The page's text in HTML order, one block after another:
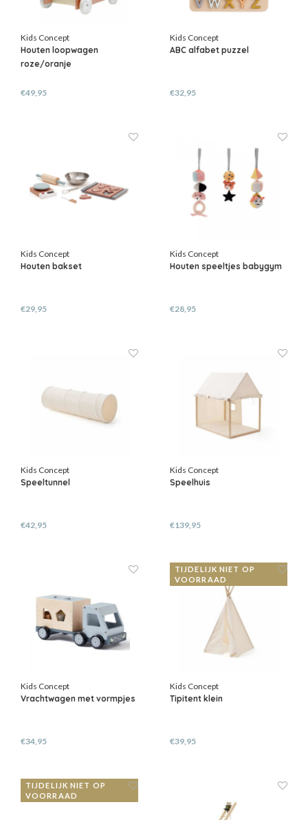
Kids Concept
Houten loopwagen
roze/oranje
€49,95
Kids Concept
ABC alfabet puzzel
€32,95
Kids Concept
Houten bakset
€29,95
Kids Concept
Houten speeltjes babygym
€28,95
Kids Concept
Speeltunnel
€42,95
Kids Concept
Speelhuis
€139,95
Kids Concept
Vrachtwagen met vormpjes
€34,95
TIJDELIJK NIET OP
VOORRAAD
Kids Concept
Tipitent klein
€39,95
TIJDELIJK NIET OP
VOORRAAD